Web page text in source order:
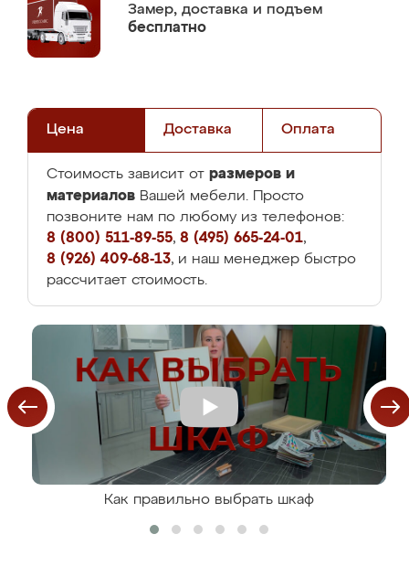
Замер, доставка и подъем
бесплатно
Цена Доставка Оплата
Стоимость зависит от размеров и
материалов Вашей мебели. Просто
позвоните нам по любому из телефонов:
8 (800) 511-89-55, 8 (495) 665-24-01,
8 (926) 409-68-13, и наш менеджер быстро
рассчитает стоимость.
Как правильно выбрать шкаф